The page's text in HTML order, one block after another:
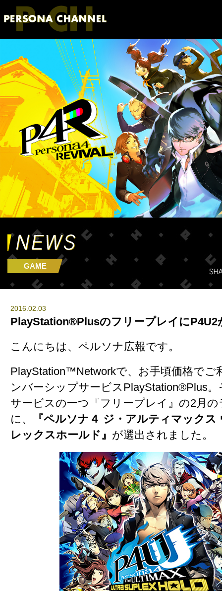
GAME
2016.02.03
PlayStation®PlusのフリープレイにP4U2
こんにちは、ペルソナ広報です。
PlayStation™Networkで、お手頃価格でご
ンバーシップサービスPlayStation®Plus
サービスの一つ『フリープレイ』の2月
に、
『ペルソナ４ ジ・アルティマック
レックスホールド』 が選出されました。